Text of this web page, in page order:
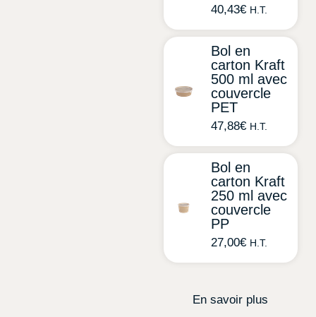
En savoir plus
40,43€ H.T.
Bol en
carton Kraft
500 ml avec
couvercle
PET
47,88€ H.T.
Bol en
carton Kraft
250 ml avec
couvercle
PP
27,00€ H.T.